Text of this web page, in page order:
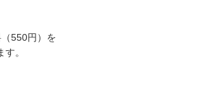
550円）を
。